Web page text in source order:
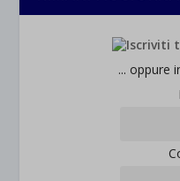
... oppure